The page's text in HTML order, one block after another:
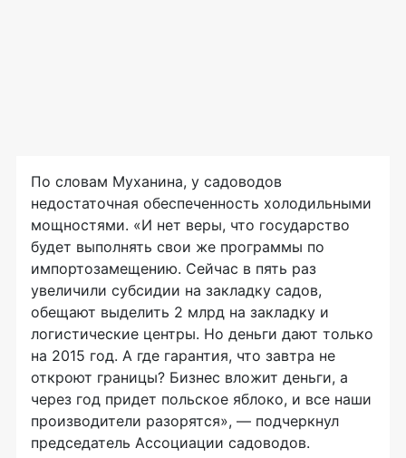
По словам Муханина, у садоводов
недостаточная обеспеченность холодильными
мощностями. «И нет веры, что государство
будет выполнять свои же программы по
импортозамещению. Сейчас в пять раз
увеличили субсидии на закладку садов,
обещают выделить 2 млрд на закладку и
логистические центры. Но деньги дают только
на 2015 год. А где гарантия, что завтра не
откроют границы? Бизнес вложит деньги, а
через год придет польское яблоко, и все наши
производители разорятся», — подчеркнул
председатель Ассоциации садоводов.